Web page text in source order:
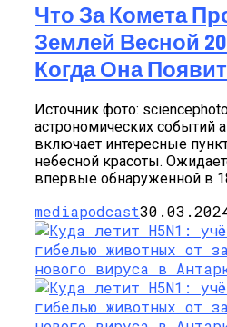
Что За Комета
Землей Весной
Когда Она
Источник фото:
астрономических событий
включает интересные
небесной красоты.
впервые обнаруженной в
mediapodcast